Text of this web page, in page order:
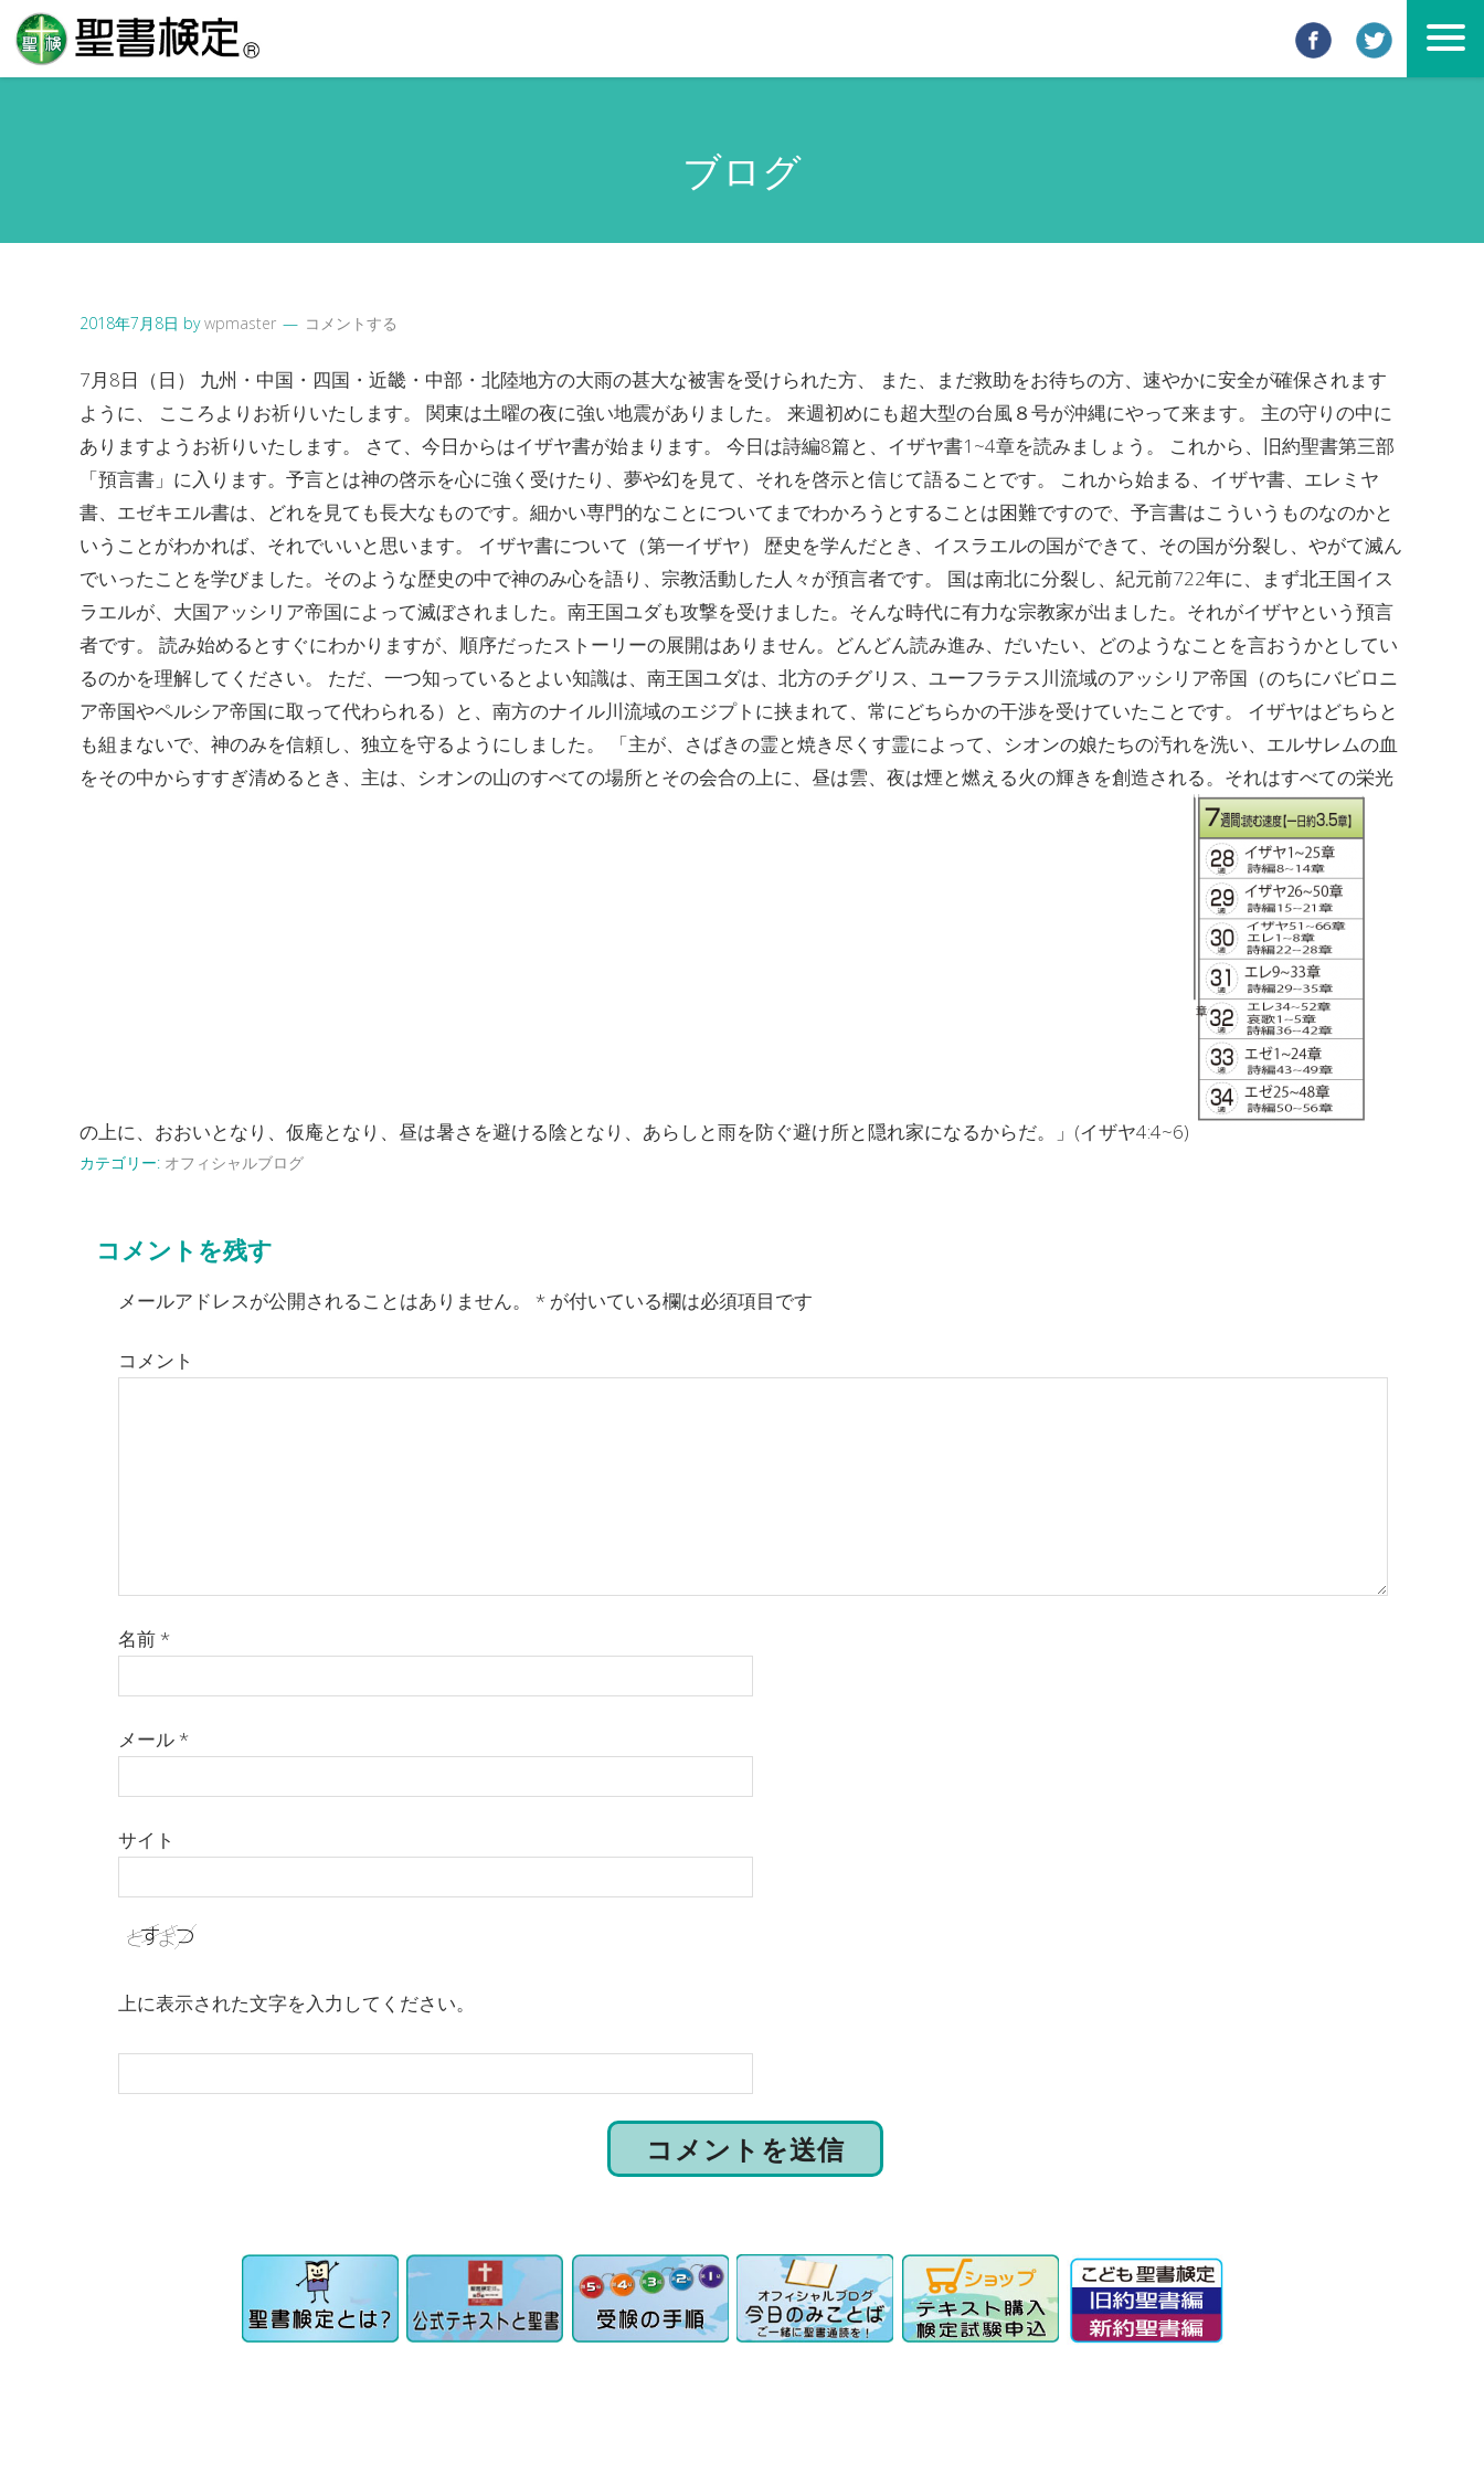
ブログ
2018年7月8日 bywpmaster コメントする
7月8日（日） 九州・中国・四国・近畿・中部・北陸地方の大雨の甚大な被害を受けられた方、 また、まだ救助をお待ちの方、速やかに安全が確保されます
ように、 こころよりお祈りいたします。 関東は土曜の夜に強い地震がありました。 来週初めにも超大型の台風８号が沖縄にやって来ます。 主の守りの中に
ありますようお祈りいたします。 さて、今日からはイザヤ書が始まります。 今日は詩編8篇と、イザヤ書1~4章を読みましょう。 これから、旧約聖書第三部
「預言書」に入ります。予言とは神の啓示を心に強く受けたり、夢や幻を見て、それを啓示と信じて語ることです。 これから始まる、イザヤ書、エレミヤ
書、エゼキエル書は、どれを見ても長大なものです。細かい専門的なことについてまでわかろうとすることは困難ですので、予言書はこういうものなのかと
いうことがわかれば、それでいいと思います。 イザヤ書について（第一イザヤ） 歴史を学んだとき、イスラエルの国ができて、その国が分裂し、やがて滅ん
でいったことを学びました。そのような歴史の中で神のみ心を語り、宗教活動した人々が預言者です。 国は南北に分裂し、紀元前722年に、まず北王国イス
ラエルが、大国アッシリア帝国によって滅ぼされました。南王国ユダも攻撃を受けました。そんな時代に有力な宗教家が出ました。それがイザヤという預言
者です。 読み始めるとすぐにわかりますが、順序だったストーリーの展開はありません。どんどん読み進み、だいたい、どのようなことを言おうかとしてい
るのかを理解してください。 ただ、一つ知っているとよい知識は、南王国ユダは、北方のチグリス、ユーフラテス川流域のアッシリア帝国（のちにバビロニ
ア帝国やペルシア帝国に取って代わられる）と、南方のナイル川流域のエジプトに挟まれて、常にどちらかの干渉を受けていたことです。 イザヤはどちらと
も組まないで、神のみを信頼し、独立を守るようにしました。 「主が、さばきの霊と焼き尽くす霊によって、シオンの娘たちの汚れを洗い、エルサレムの血
をその中からすすぎ清めるとき、主は、シオンの山のすべての場所とその会合の上に、昼は雲、夜は煙と燃える火の輝きを創造される。それはすべての栄光
の上に、おおいとなり、仮庵となり、昼は暑さを避ける陰となり、あらしと雨を防ぐ避け所と隠れ家になるからだ。」(イザヤ4:4~6)
カテゴリー: オフィシャルブログ
コメントを残す
メールアドレスが公開されることはありません。 * が付いている欄は必須項目です
コメント
名前*
メール*
サイト
上に表示された文字を入力してください。